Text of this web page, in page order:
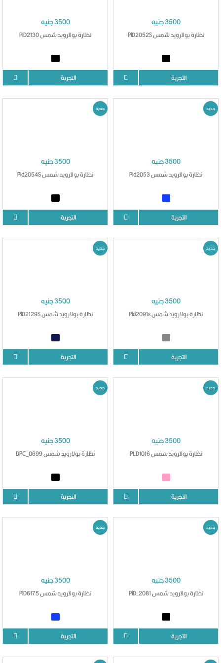
3500 جنيه
نظارة بولارويد شمس PlD2052S
التجربة
3500 جنيه
نظارة بولارويد شمس PlD2130
التجربة
3500 جنيه
نظارة بولارويد شمس Pld2053
التجربة
جديد
3500 جنيه
نظارة بولارويد شمس Pld2054S
التجربة
جديد
3500 جنيه
نظارة بولارويد شمس Pld2091s
التجربة
جديد
3500 جنيه
نظارة بولارويد شمس PlD2129S
التجربة
جديد
3500 جنيه
نظارة بولارويد شمس PLD1016
التجربة
جديد
3500 جنيه
نظارة بولارويد شمس DPC_0699
التجربة
جديد
3500 جنيه
نظارة بولارويد شمس PlD-2081
التجربة
جديد
3500 جنيه
نظارة بولارويد شمس PlD6175
التجربة
جديد